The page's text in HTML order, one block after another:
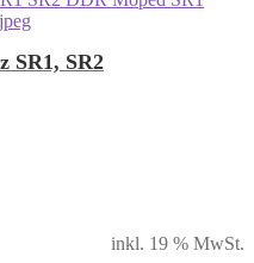
SR1, SR2
inkl. 19 % MwSt.